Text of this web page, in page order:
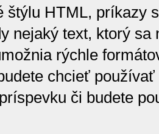
štýlu HTML, príkazy
nejaký text, ktorý
rýchle
chcieť
či budete